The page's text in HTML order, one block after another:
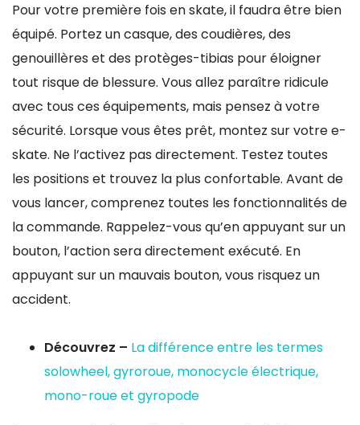
Pour votre première fois en skate, il faudra être bien
équipé. Portez un casque, des coudières, des
genouillères et des protèges-tibias pour éloigner
tout risque de blessure. Vous allez paraître ridicule
avec tous ces équipements, mais pensez à votre
sécurité. Lorsque vous êtes prêt, montez sur votre e-
skate. Ne l’activez pas directement. Testez toutes
les positions et trouvez la plus confortable. Avant de
vous lancer, comprenez toutes les fonctionnalités de
la commande. Rappelez-vous qu’en appuyant sur un
bouton, l’action sera directement exécuté. En
appuyant sur un mauvais bouton, vous risquez un
accident.
Découvrez – La différence entre les termes
solowheel, gyroroue, monocycle électrique,
mono-roue et gyropode